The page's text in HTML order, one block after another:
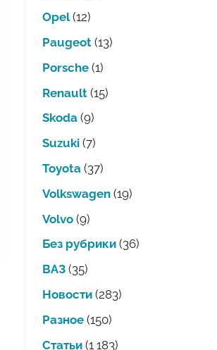
Opel(12)
Paugeot(13)
Porsche(1)
Renault(15)
Skoda(9)
Suzuki(7)
Toyota(37)
Volkswagen(19)
Volvo(9)
Без рубрики(36)
ВАЗ(35)
Новости(283)
Разное(150)
Статьи(1 183)